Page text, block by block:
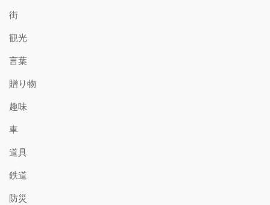
街
観光
言葉
贈り物
趣味
車
道具
鉄道
防災